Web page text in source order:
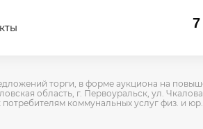
7
торги, в форме аукциона на
область, г. Первоуральск, ул.
коммунальных услуг физ. и